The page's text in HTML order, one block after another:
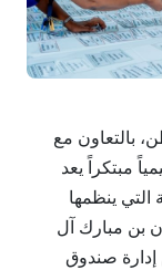
بالتعاون مع
مبتكراً يعد
ينظمها
بن مبارك آل
صندوق